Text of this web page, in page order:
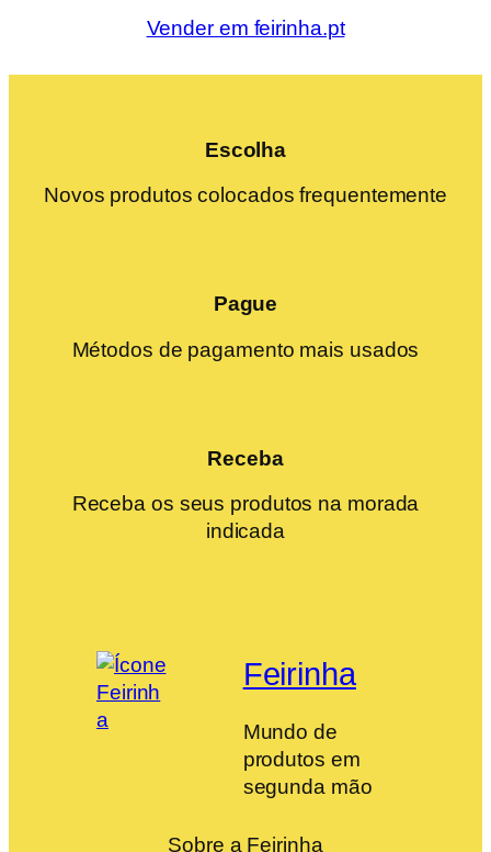
Vender em feirinha.pt
Escolha
Novos produtos colocados frequentemente
Pague
Métodos de pagamento mais usados
Receba
Receba os seus produtos na morada
indicada
Feirinha
Mundo de
produtos em
segunda mão
Sobre a Feirinha